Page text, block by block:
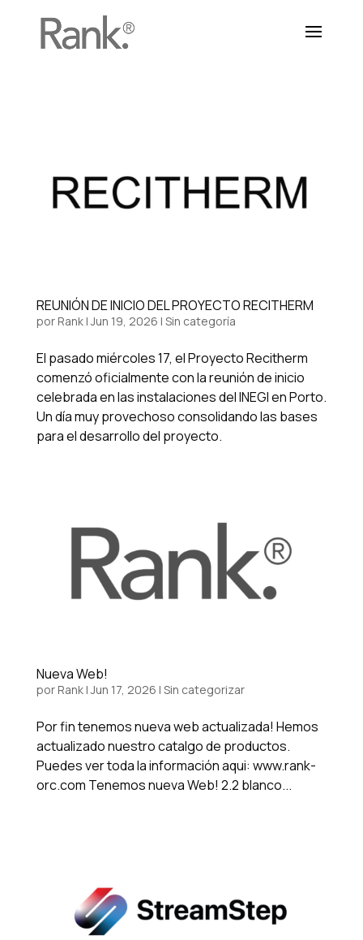
REUNIÓN DE INICIO DEL PROYECTO RECITHERM
por Rank|Jun 19, 2026 | Sin categoría
El pasado miércoles 17, el Proyecto Recitherm
comenzó oficialmente con la reunión de inicio
celebrada en las instalaciones del INEGI en Porto.
Un día muy provechoso consolidando las bases
para el desarrollo del proyecto.
Nueva Web!
por Rank|Jun 17, 2026 | Sin categorizar
Por fin tenemos nueva web actualizada! Hemos
actualizado nuestro catalgo de productos.
Puedes ver toda la información aqui: www.rank-
orc.com Tenemos nueva Web! 2.2 blanco...